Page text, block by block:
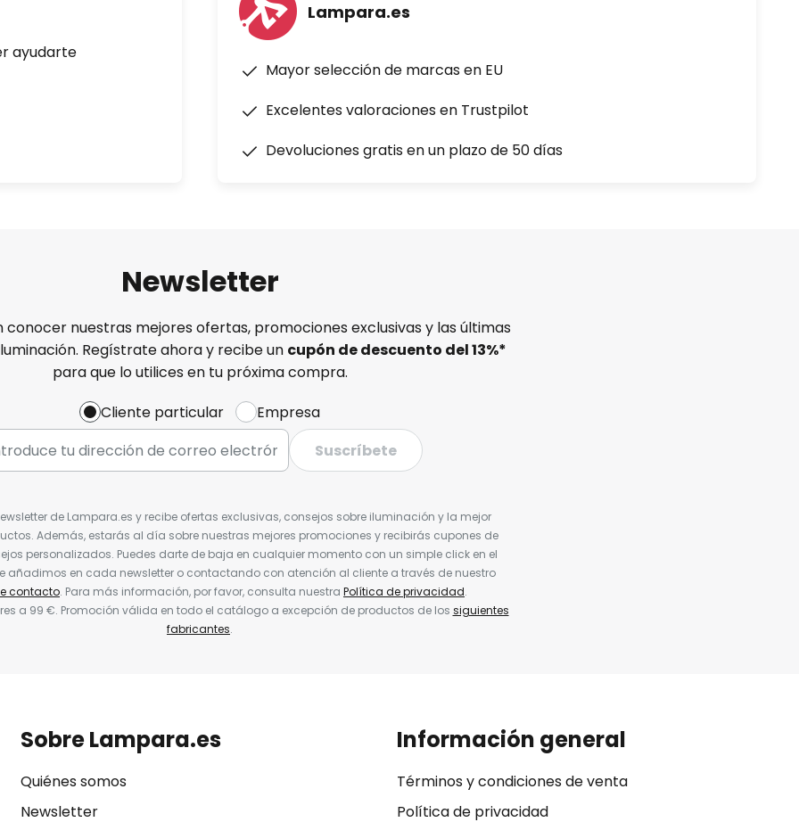
ayudarte
Lampara.es
Mayor selección de marcas en EU
Excelentes valoraciones en Trustpilot
Devoluciones gratis en un plazo de 50 días
Newsletter
conocer nuestras mejores ofertas, promociones exclusivas y las últimas
Regístrate ahora y recibe un cupón de descuento del13%*
para que lo utilices en tu próxima compra.
Cliente particular
Empresa
Suscríbete
de Lampara.es y recibe ofertas exclusivas, consejos sobre iluminación y la mejor
Además, estarás al día sobre nuestras mejores promociones y recibirás cupones de
personalizados. Puedes darte de baja en cualquier momento con un simple click en el
añadimos en cada newsletter o contactando con atención al cliente a través de nuestro
contacto. Para más información, por favor, consulta nuestra Política de privacidad.
a 99 €. Promoción válida en todo el catálogo a excepción de productos de los siguientes
fabricantes.
Sobre Lampara.es
Quiénes somos
Newsletter
Información general
Términos y condiciones de venta
Política de privacidad